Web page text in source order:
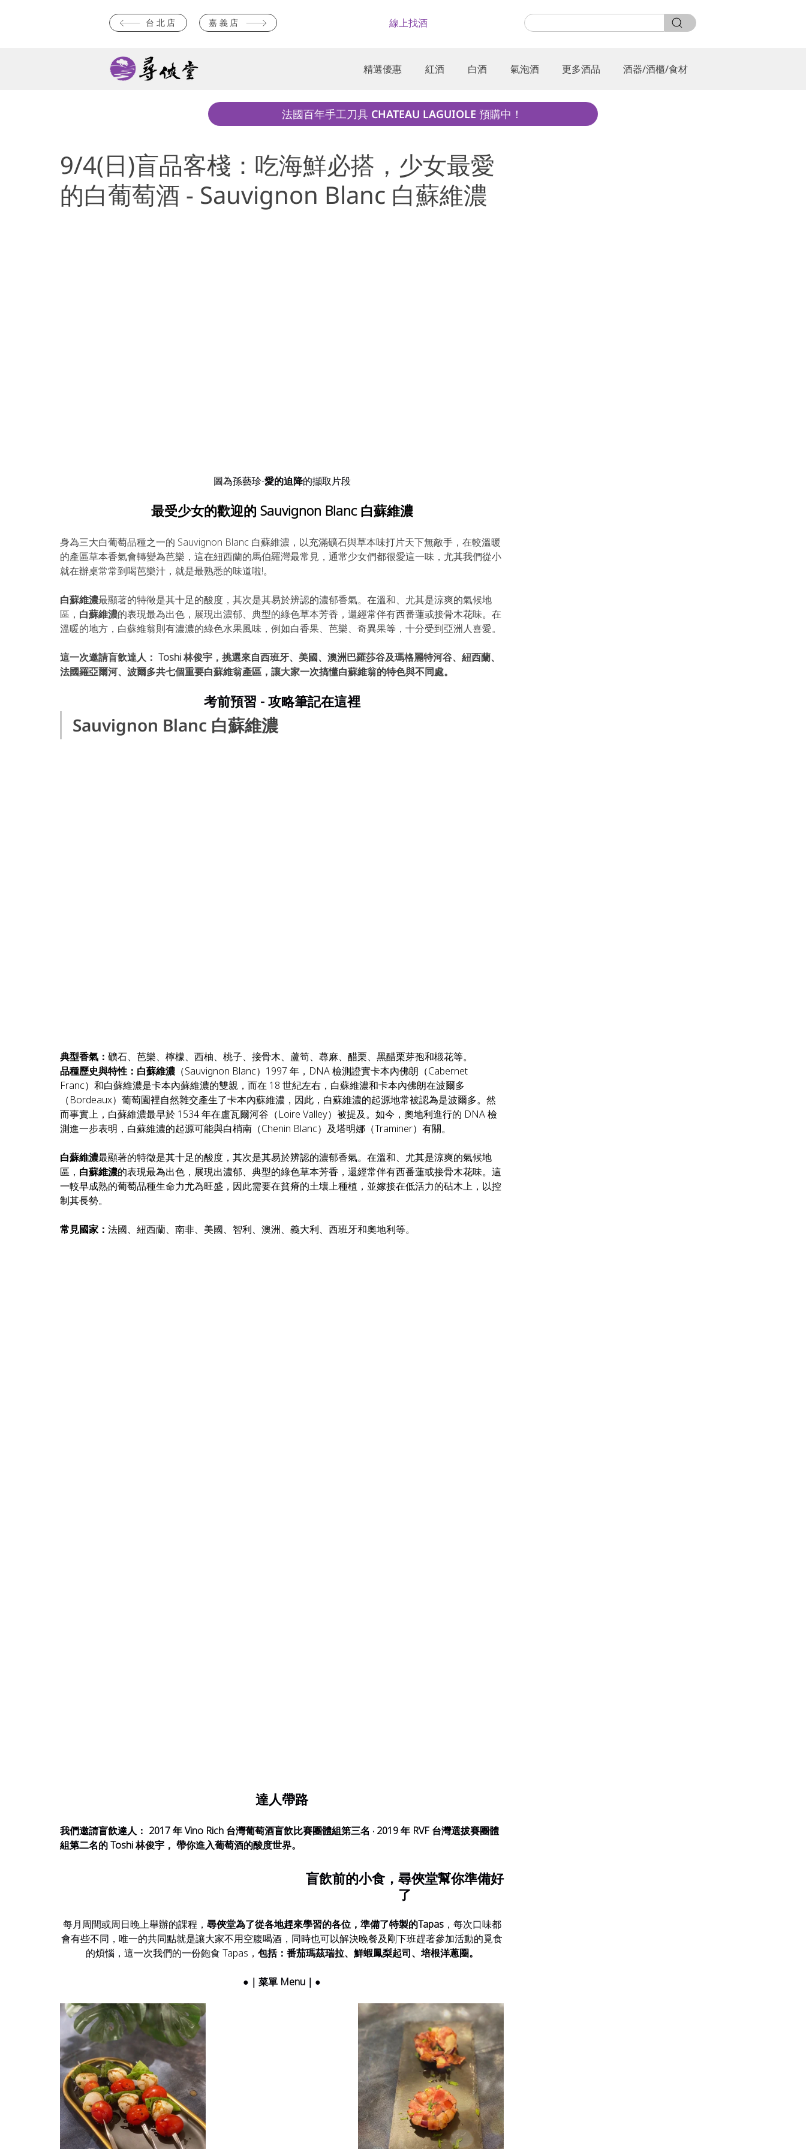
台北店 嘉義店 線上找酒
精選優惠 紅酒 白酒 氣泡酒 更多酒品 酒器/酒櫃/食材
法國百年手工刀具 CHATEAU LAGUIOLE 預購中！
9/4(日)盲品客棧：吃海鮮必搭，少女最愛
的白葡萄酒 - Sauvignon Blanc 白蘇維濃
圖為孫藝珍-愛的迫降的擷取片段
最受少女的歡迎的 Sauvignon Blanc 白蘇維濃
身為三大白葡萄品種之一的 Sauvignon Blanc 白蘇維濃，以充滿礦石與草本味打片天下無敵手，在較溫暖
的產區草本香氣會轉變為芭樂，這在紐西蘭的馬伯羅灣最常見，通常少女們都很愛這一味，尤其我們從小
就在辦桌常常到喝芭樂汁，就是最熟悉的味道啦!。
白蘇維濃最顯著的特徵是其十足的酸度，其次是其易於辨認的濃郁香氣。在溫和、尤其是涼爽的氣候地
區， 白蘇維濃的表現最為出色，展現出濃郁、典型的綠色草本芳香，還經常伴有西番蓮或接骨木花味。在
溫暖的地方，白蘇維翁則有濃濃的綠色水果風味，例如白香果、芭樂、奇異果等，十分受到亞洲人喜愛。
這一次邀請盲飲達人： Toshi 林俊宇，挑選來自西班牙、美國、澳洲巴羅莎谷及瑪格麗特河谷、紐西蘭、
法國羅亞爾河、波爾多共七個重要白蘇維翁產區，讓大家一次搞懂白蘇維翁的特色與不同處。
考前預習 - 攻略筆記在這裡
Sauvignon Blanc 白蘇維濃
典型香氣： 礦石、芭樂、檸檬、西柚、桃子、接骨木、蘆筍、蕁麻、醋栗、黑醋栗芽孢和椴花等。
品種歷史與特性：白蘇維濃 （Sauvignon Blanc）1997 年，DNA 檢測證實卡本內佛朗（Cabernet
Franc）和白蘇維濃是卡本內蘇維濃的雙親，而在 18 世紀左右，白蘇維濃和卡本內佛朗在波爾多
（Bordeaux）葡萄園裡自然雜交產生了卡本內蘇維濃，因此，白蘇維濃的起源地常被認為是波爾多。然
而事實上，白蘇維濃最早於 1534 年在盧瓦爾河谷（Loire Valley）被提及。如今，奧地利進行的 DNA 檢
測進一步表明，白蘇維濃的起源可能與白梢南（Chenin Blanc）及塔明娜（Traminer）有關。
白蘇維濃最顯著的特徵是其十足的酸度，其次是其易於辨認的濃郁香氣。在溫和、尤其是涼爽的氣候地
區， 白蘇維濃的表現最為出色，展現出濃郁、典型的綠色草本芳香，還經常伴有西番蓮或接骨木花味。這
一較早成熟的葡萄品種生命力尤為旺盛，因此需要在貧瘠的土壤上種植，並嫁接在低活力的砧木上，以控
制其長勢。
常見國家： 法國、紐西蘭、南非、美國、智利、澳洲、義大利、西班牙和奧地利等。
達人帶路
我們邀請盲飲達人： 2017 年 Vino Rich 台灣葡萄酒盲飲比賽團體組第三名 ‧ 2019 年 RVF 台灣選拔賽團體
組第二名的 Toshi 林俊宇， 帶你進入葡萄酒的酸度世界。
盲飲前的小食，尋俠堂幫你準備好
了
每月周間或周日晚上舉辦的課程， 尋俠堂為了從各地趕來學習的各位，準備了特製的Tapas，每次口味都
會有些不同，唯一的共同點就是讓大家不用空腹喝酒，同時也可以解決晚餐及剛下班趕著參加活動的覓食
的煩惱，這一次我們的一份飽食 Tapas， 包括：番茄瑪茲瑞拉、鮮蝦鳳梨起司、培根洋蔥圈。
  ●｜菜單 Menu｜●